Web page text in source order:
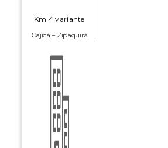
Km 4 variante
Cajicá – Zipaquirá